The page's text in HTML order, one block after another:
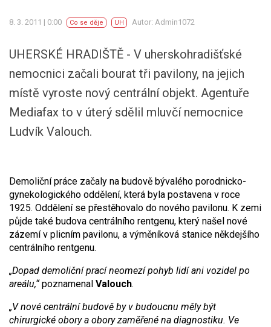
8. 3. 2011 | 0:00 Co se děje UH Autor: Admin1072
UHERSKÉ HRADIŠTĚ - V uherskohradišťské
nemocnici začali bourat tři pavilony, na jejich
místě vyroste nový centrální objekt. Agentuře
Mediafax to v úterý sdělil mluvčí nemocnice
Ludvík Valouch.
Demoliční práce začaly na budově bývalého porodnicko-
gynekologického oddělení, která byla postavena v roce
1925. Oddělení se přestěhovalo do nového pavilonu. K zemi
půjde také budova centrálního rentgenu, který našel nové
zázemí v plicním pavilonu, a výměníková stanice někdejšího
centrálního rentgenu.
„Dopad demoliční prací neomezí pohyb lidí ani vozidel po
areálu,“poznamenal Valouch.
„V nové centrální budově by v budoucnu měly být
chirurgické obory a obory zaměřené na diagnostiku. Ve